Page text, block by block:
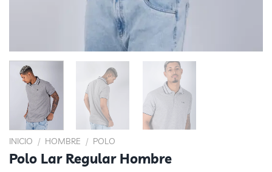
INICIO / HOMBRE / POLO
Polo Lar Regular Hombre